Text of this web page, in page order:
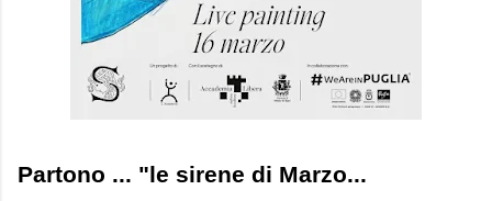
Partono ... "le sirene di Marzo...